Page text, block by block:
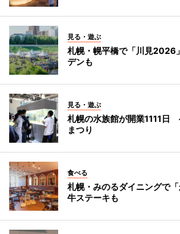
見る・遊ぶ
札幌・幌平橋で「川見
デンも
見る・遊ぶ
札幌の水族館が開業1111日
まつり
食べる
札幌・みのるダイニングで
牛ステーキも